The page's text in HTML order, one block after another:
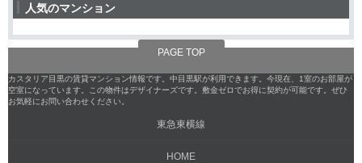
人気のマンション
PAGE TOP
カスタリア目黒の賃貸マンション情報です。中目黒駅が利用できます。今現在、1室のお部屋が
空室になっています。この物件はデザイナーズです。敷金ゼロでお得に契約が可能です。ぜひ
お気軽にお問い合わせください。
東急東横線
HOME